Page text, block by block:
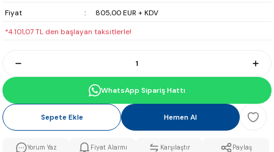
Fiyat
805,00 EUR + KDV
*4.101,07 TL den başlayan taksitlerle!
WhatsApp Sipariş Hattı
Sepete Ekle Hemen Al
Yorum Yaz Fiyat Alarmı Karşılaştır Paylaş